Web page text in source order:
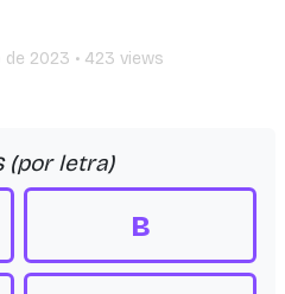
de 2023 • 423 views
(por letra)
B